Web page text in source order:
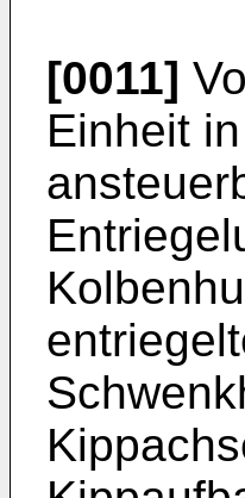
[0011]
Einheit